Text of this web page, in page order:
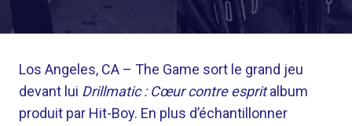
Los Angeles, CA – The Game sort le grand jeu
devant lui Drillmatic : Cœur contre espritalbum
produit par Hit-Boy. En plus d’échantillonner